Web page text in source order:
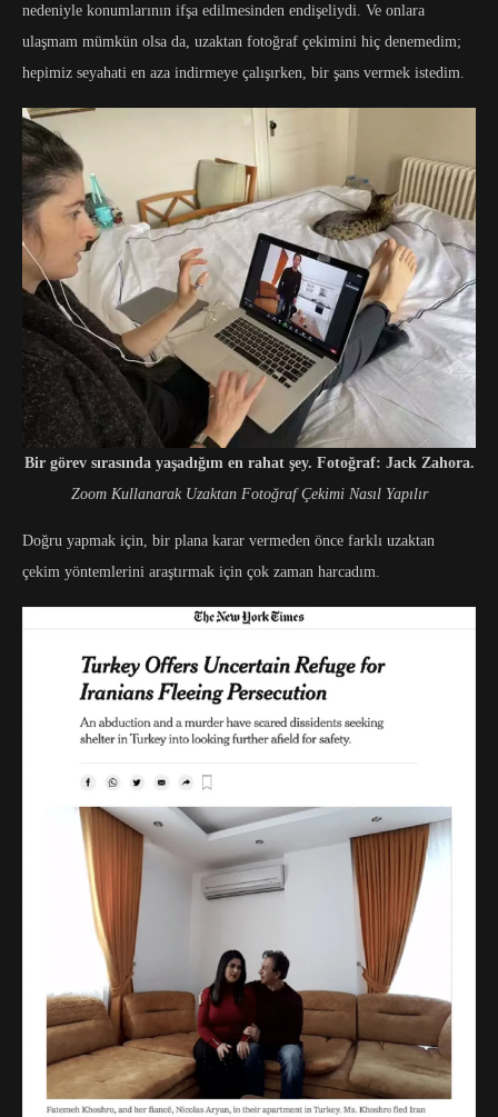
nedeniyle konumlarının ifşa edilmesinden endişeliydi. Ve onlara
ulaşmam mümkün olsa da, uzaktan fotoğraf çekimini hiç denemedim;
hepimiz seyahati en aza indirmeye çalışırken, bir şans vermek istedim.
Bir görev sırasında yaşadığım en rahat şey. Fotoğraf: Jack Zahora.
Zoom Kullanarak Uzaktan Fotoğraf Çekimi Nasıl Yapılır
Doğru yapmak için, bir plana karar vermeden önce farklı uzaktan
çekim yöntemlerini araştırmak için çok zaman harcadım.